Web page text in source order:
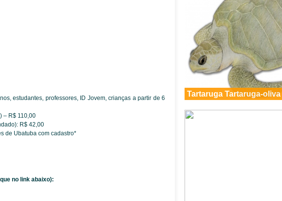
estudantes, professores, ID Jovem, crianças a partir de 6
– R$ 110,00
R$ 42,00
de Ubatuba com cadastro*
no link abaixo):
Tartaruga Tartaruga-oliva